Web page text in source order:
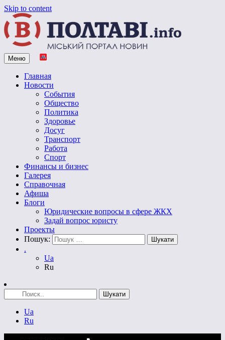
Skip to content
Vpoltave.info
Полтавский портал новостей
Меню
Главная
Новости
События
Общество
Политика
Здоровье
Досуг
Транспорт
Работа
Спорт
Финансы и бизнес
Галерея
Справочная
Афиша
Блоги
Юридические вопросы в сфере ЖКХ
Задай вопрос юристу
Проекты
Пошук:
.
Ua
Ru
Ua
Ru